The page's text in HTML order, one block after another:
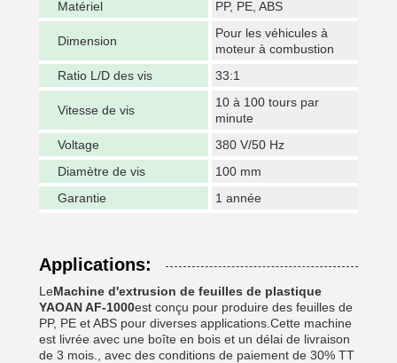
Matériel PP, PE, ABS
Dimension
Pour les véhicules à
moteur à combustion
Ratio L/D des vis
33:1
Vitesse de vis
10 à 100 tours par
minute
Voltage
380 V/50 Hz
Diamètre de vis
100 mm
Garantie
1 année
Applications:
LeMachine d'extrusion de feuilles de plastique
YAOAN AF-1000est conçu pour produire des feuilles de
PP, PE et ABS pour diverses applications.Cette machine
est livrée avec une boîte en bois et un délai de livraison
de 3 mois., avec des conditions de paiement de 30% TT